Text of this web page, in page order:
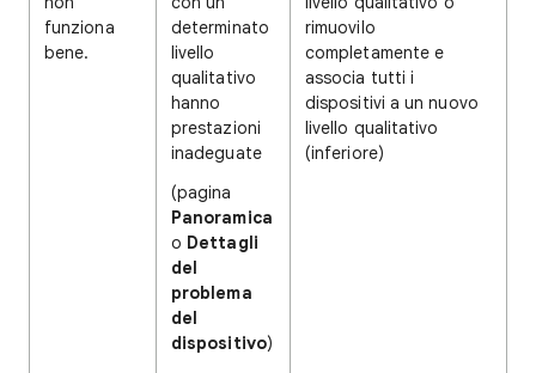
funziona
bene.
determinato
livello
qualitativo
hanno
prestazioni
inadeguate
(pagina
Panoramica
o Dettagli
del
problema
del
dispositivo)
rimuovilo
completamente e
associa tutti i
dispositivi a un nuovo
livello qualitativo
(inferiore)